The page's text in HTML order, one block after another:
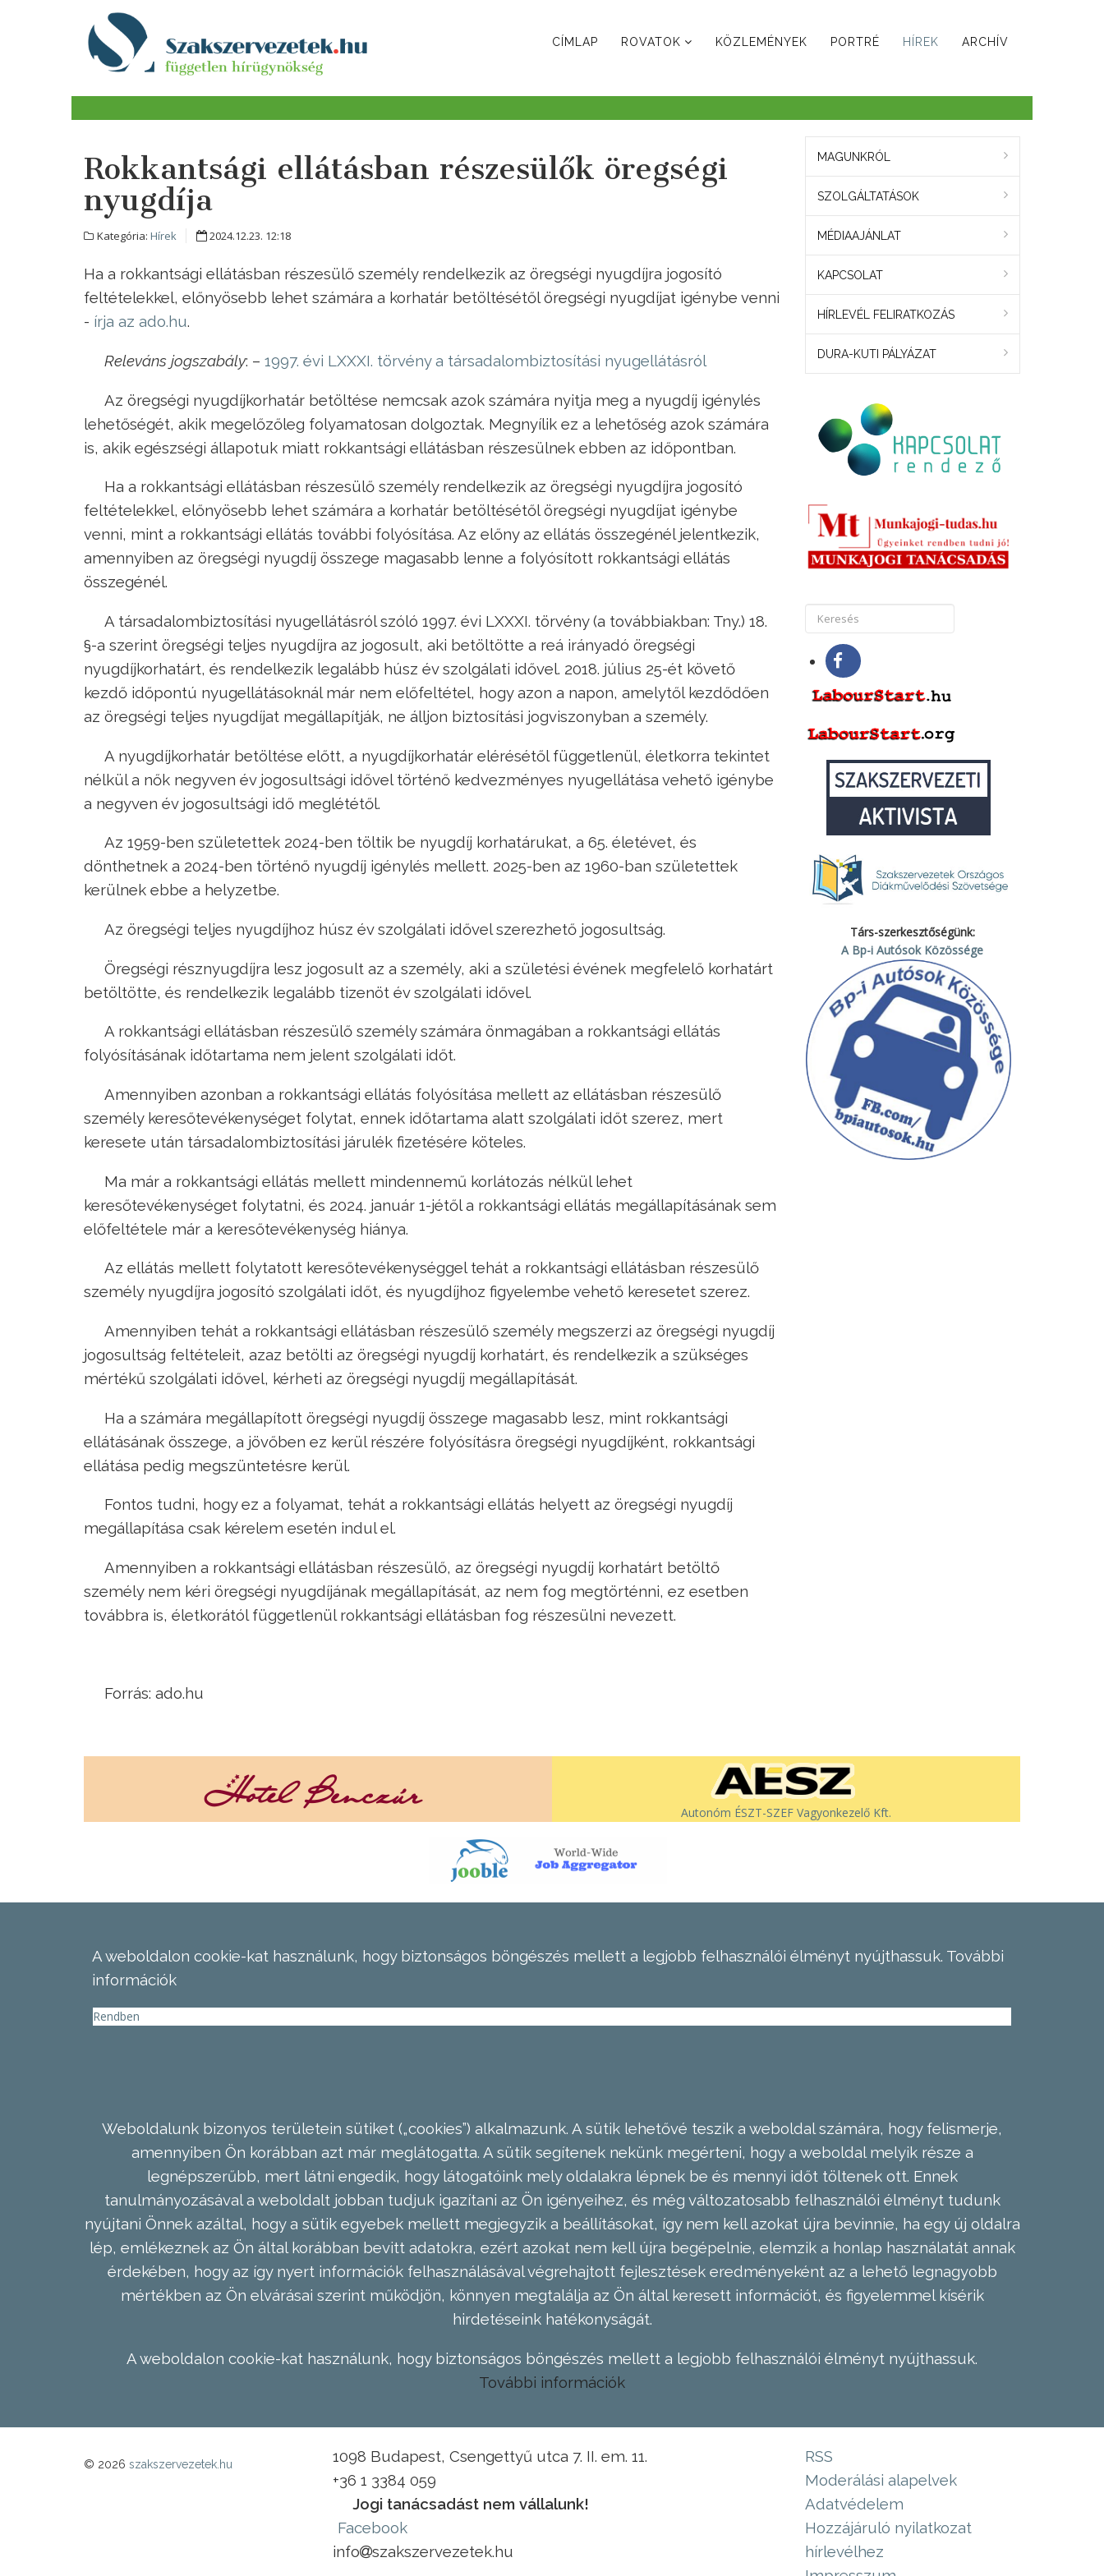
CÍMLAP ROVATOK KÖZLEMÉNYEK PORTRÉ HÍREK ARCHÍV
Rokkantsági ellátásban részesülők öregségi
nyugdíja
Kategória: Hírek 2024.12.23. 12:18
Ha a rokkantsági ellátásban részesülő személy rendelkezik az öregségi nyugdíjra jogosító
feltételekkel, előnyösebb lehet számára a korhatár betöltésétől öregségi nyugdíjat igénybe venni
- írja az ado.hu.
Releváns jogszabály: – 1997. évi LXXXI. törvény a társadalombiztosítási nyugellátásról
Az öregségi nyugdíjkorhatár betöltése nemcsak azok számára nyitja meg a nyugdíj igénylés
lehetőségét, akik megelőzőleg folyamatosan dolgoztak. Megnyílik ez a lehetőség azok számára
is, akik egészségi állapotuk miatt rokkantsági ellátásban részesülnek ebben az időpontban.
Ha a rokkantsági ellátásban részesülő személy rendelkezik az öregségi nyugdíjra jogosító
feltételekkel, előnyösebb lehet számára a korhatár betöltésétől öregségi nyugdíjat igénybe
venni, mint a rokkantsági ellátás további folyósítása. Az előny az ellátás összegénél jelentkezik,
amennyiben az öregségi nyugdíj összege magasabb lenne a folyósított rokkantsági ellátás
összegénél.
A társadalombiztosítási nyugellátásról szóló 1997. évi LXXXI. törvény (a továbbiakban: Tny.) 18.
§-a szerint öregségi teljes nyugdíjra az jogosult, aki betöltötte a reá irányadó öregségi
nyugdíjkorhatárt, és rendelkezik legalább húsz év szolgálati idővel. 2018. július 25-ét követő
kezdő időpontú nyugellátásoknál már nem előfeltétel, hogy azon a napon, amelytől kezdődően
az öregségi teljes nyugdíjat megállapítják, ne álljon biztosítási jogviszonyban a személy.
A nyugdíjkorhatár betöltése előtt, a nyugdíjkorhatár elérésétől függetlenül, életkorra tekintet
nélkül a nők negyven év jogosultsági idővel történő kedvezményes nyugellátása vehető igénybe
a negyven év jogosultsági idő meglététől.
Az 1959-ben születettek 2024-ben töltik be nyugdíj korhatárukat, a 65. életévet, és
dönthetnek a 2024-ben történő nyugdíj igénylés mellett. 2025-ben az 1960-ban születettek
kerülnek ebbe a helyzetbe.
Az öregségi teljes nyugdíjhoz húsz év szolgálati idővel szerezhető jogosultság.
Öregségi résznyugdíjra lesz jogosult az a személy, aki a születési évének megfelelő korhatárt
betöltötte, és rendelkezik legalább tizenöt év szolgálati idővel.
A rokkantsági ellátásban részesülő személy számára önmagában a rokkantsági ellátás
folyósításának időtartama nem jelent szolgálati időt.
Amennyiben azonban a rokkantsági ellátás folyósítása mellett az ellátásban részesülő
személy keresőtevékenységet folytat, ennek időtartama alatt szolgálati időt szerez, mert
keresete után társadalombiztosítási járulék fizetésére köteles.
Ma már a rokkantsági ellátás mellett mindennemű korlátozás nélkül lehet
keresőtevékenységet folytatni, és 2024. január 1-jétől a rokkantsági ellátás megállapításának sem
előfeltétele már a keresőtevékenység hiánya.
Az ellátás mellett folytatott keresőtevékenységgel tehát a rokkantsági ellátásban részesülő
személy nyugdíjra jogosító szolgálati időt, és nyugdíjhoz figyelembe vehető keresetet szerez.
Amennyiben tehát a rokkantsági ellátásban részesülő személy megszerzi az öregségi nyugdíj
jogosultság feltételeit, azaz betölti az öregségi nyugdíj korhatárt, és rendelkezik a szükséges
mértékű szolgálati idővel, kérheti az öregségi nyugdíj megállapítását.
Ha a számára megállapított öregségi nyugdíj összege magasabb lesz, mint rokkantsági
ellátásának összege, a jövőben ez kerül részére folyósításra öregségi nyugdíjként, rokkantsági
ellátása pedig megszüntetésre kerül.
Fontos tudni, hogy ez a folyamat, tehát a rokkantsági ellátás helyett az öregségi nyugdíj
megállapítása csak kérelem esetén indul el.
Amennyiben a rokkantsági ellátásban részesülő, az öregségi nyugdíj korhatárt betöltő
személy nem kéri öregségi nyugdíjának megállapítását, az nem fog megtörténni, ez esetben
továbbra is, életkorától függetlenül rokkantsági ellátásban fog részesülni nevezett.
Forrás: ado.hu
MAGUNKRÓL
SZOLGÁLTATÁSOK
MÉDIAAJÁNLAT
KAPCSOLAT
HÍRLEVÉL FELIRATKOZÁS
DURA-KUTI PÁLYÁZAT
Társ-szerkesztőségünk:
A Bp-i Autósok Közössége
Autonóm ÉSZT-SZEF Vagyonkezelő Kft.
A weboldalon cookie-kat használunk, hogy biztonságos böngészés mellett a legjobb felhasználói élményt nyújthassuk. További
információk
Rendben
Weboldalunk bizonyos területein sütiket („cookies”) alkalmazunk. A sütik lehetővé teszik a weboldal számára, hogy felismerje,
amennyiben Ön korábban azt már meglátogatta. A sütik segítenek nekünk megérteni, hogy a weboldal melyik része a
legnépszerűbb, mert látni engedik, hogy látogatóink mely oldalakra lépnek be és mennyi időt töltenek ott. Ennek
tanulmányozásával a weboldalt jobban tudjuk igazítani az Ön igényeihez, és még változatosabb felhasználói élményt tudunk
nyújtani Önnek azáltal, hogy a sütik egyebek mellett megjegyzik a beállításokat, így nem kell azokat újra bevinnie, ha egy új oldalra
lép, emlékeznek az Ön által korábban bevitt adatokra, ezért azokat nem kell újra begépelnie, elemzik a honlap használatát annak
érdekében, hogy az így nyert információk felhasználásával végrehajtott fejlesztések eredményeként az a lehető legnagyobb
mértékben az Ön elvárásai szerint működjön, könnyen megtalálja az Ön által keresett információt, és figyelemmel kísérik
hirdetéseink hatékonyságát.
A weboldalon cookie-kat használunk, hogy biztonságos böngészés mellett a legjobb felhasználói élményt nyújthassuk.
További információk
© 2026 szakszervezetek.hu
1098 Budapest, Csengettyű utca 7. II. em. 11.
+36 1 3384 059
Jogi tanácsadást nem vállalunk!
Facebook
info
szakszervezetek.hu
RSS
Moderálási alapelvek
Adatvédelem
Hozzájáruló nyilatkozat
hírlevélhez